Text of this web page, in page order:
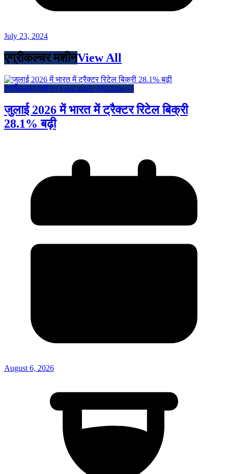
July 23, 2024
एग्रीकल्चर मशीनView All
एग्रीकल्चर मशीन (Agriculture Machinery)
जुलाई 2026 में भारत में ट्रैक्टर रिटेल बिक्री
28.1% बढ़ी
August 6, 2026